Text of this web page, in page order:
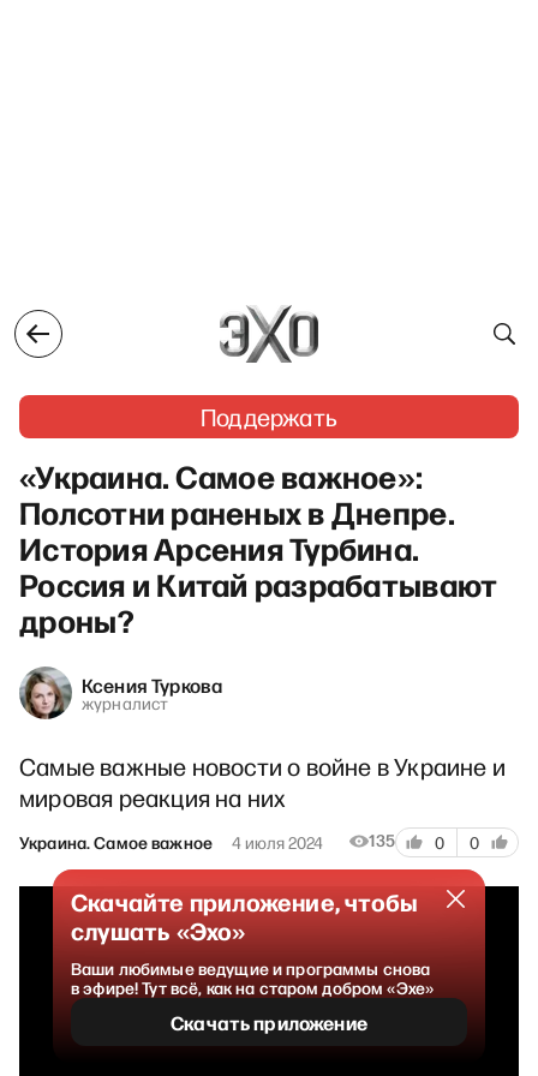
Поддержать
«Украина. Самое важное»:
Полсотни раненых в Днепре.
История Арсения Турбина.
Россия и Китай разрабатывают
дроны?
Ксения Туркова
журналист
Самые важные новости о войне в Украине и
мировая реакция на них
Украина. Самое важное 4 июля 2024 135 0 0
Скачайте приложение, чтобы
слушать «Эхо»
Ваши любимые ведущие и программы снова
в эфире! Тут всё, как на старом добром «Эхе»
Скачать приложение